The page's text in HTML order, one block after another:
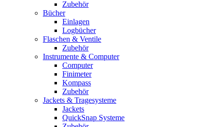
Zubehör
Bücher
Einlagen
Logbücher
Flaschen & Ventile
Zubehör
Instrumente & Computer
Computer
Finimeter
Kompass
Zubehör
Jackets & Tragesysteme
Jackets
QuickSnap Systeme